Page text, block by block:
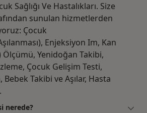
Sağlığı Ve Hastalıkları. Size
sunulan hizmetlerden
Çocuk
Enjeksiyon Im, Kan
Ölçümü, Yenidoğan Takibi,
Çocuk Gelişim Testi,
Bebek Takibi ve Aşılar, Hasta
nerede?